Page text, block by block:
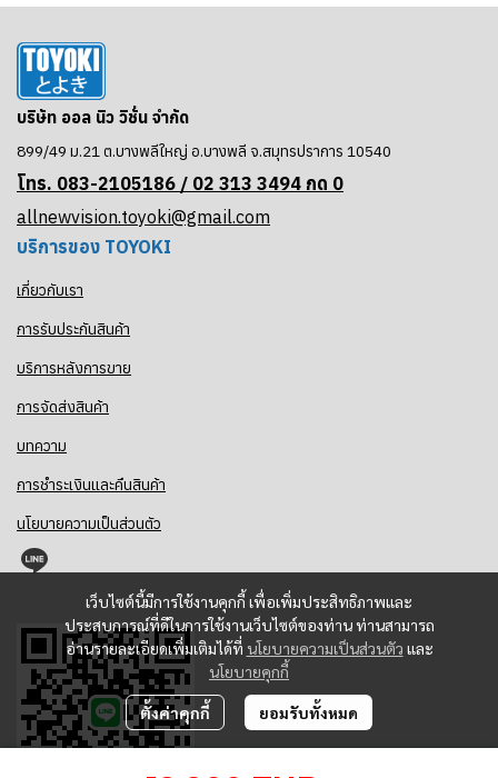
เว็บไซต์นี้มีการใช้งานคุกกี้ เพื่อเพิ่มประสิทธิภาพและ
ประสบการณ์ที่ดีในการใช้งานเว็บไซต์ของท่าน ท่านสามารถ
อ่านรายละเอียดเพิ่มเติมได้ที่ นโยบายความเป็นส่วนตัว และ
นโยบายคุกกี้
ตั้งค่าคุกกี้ ยอมรับทั้งหมด
บริษัท ออล นิว วิชั่น จำกัด
899/49 ม.21 ต.บางพลีใหญ่ อ.บางพลี จ.สมุทรปราการ 10540
โทร. 083-2105186 / 02 313 3494 กด 0
allnewvision.toyoki@gmail.com
บริการของ TOYOKI
เกี่ยวกับเรา
การรับประกันสินค้า
บริการหลังการขาย
การจัดส่งสินค้า
บทความ
การชำระเงินและคืนสินค้า
นโยบายความเป็นส่วนตัว
@toyoki